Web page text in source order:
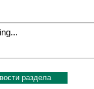
раздела